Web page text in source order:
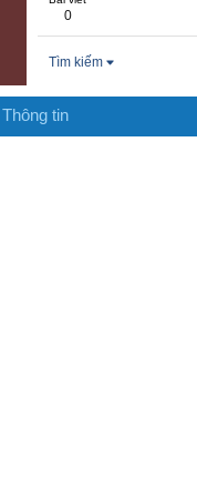
0
Tìm kiếm
Thông tin